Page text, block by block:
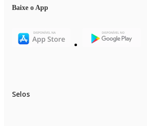
SENSORES
- Luz Ambiente
- Desbloqueio facial
- Impressão Digital na lateral
Baixe o App
Selos